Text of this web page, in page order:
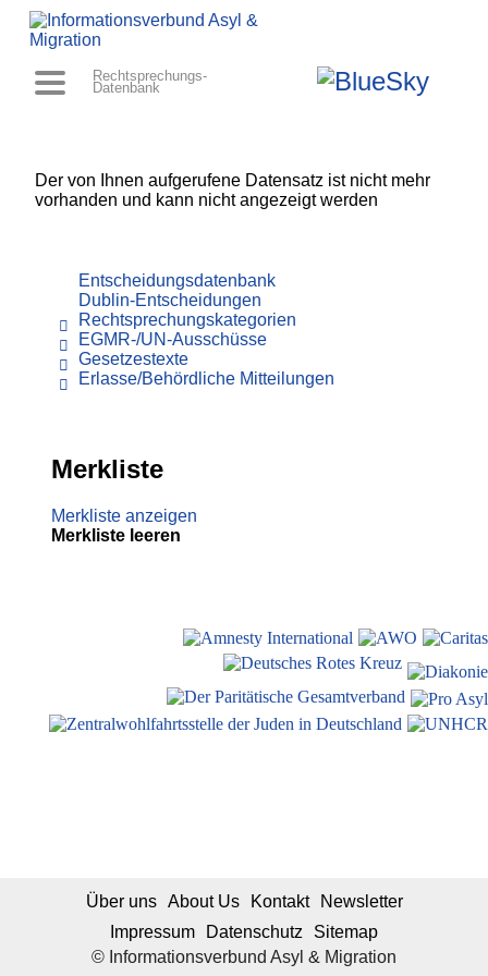
Rechtsprechungs-
Datenbank
Der von Ihnen aufgerufene Datensatz ist nicht mehr
vorhanden und kann nicht angezeigt werden
Entscheidungsdatenbank
Dublin-Entscheidungen
Rechtsprechungskategorien
EGMR-/UN-Ausschüsse
Gesetzestexte
Erlasse/Behördliche Mitteilungen
Merkliste
Merkliste anzeigen
Merkliste leeren
© Informationsverbund Asyl & Migration
Über uns About Us Kontakt
Newsletter
Impressum
Datenschutz Sitemap